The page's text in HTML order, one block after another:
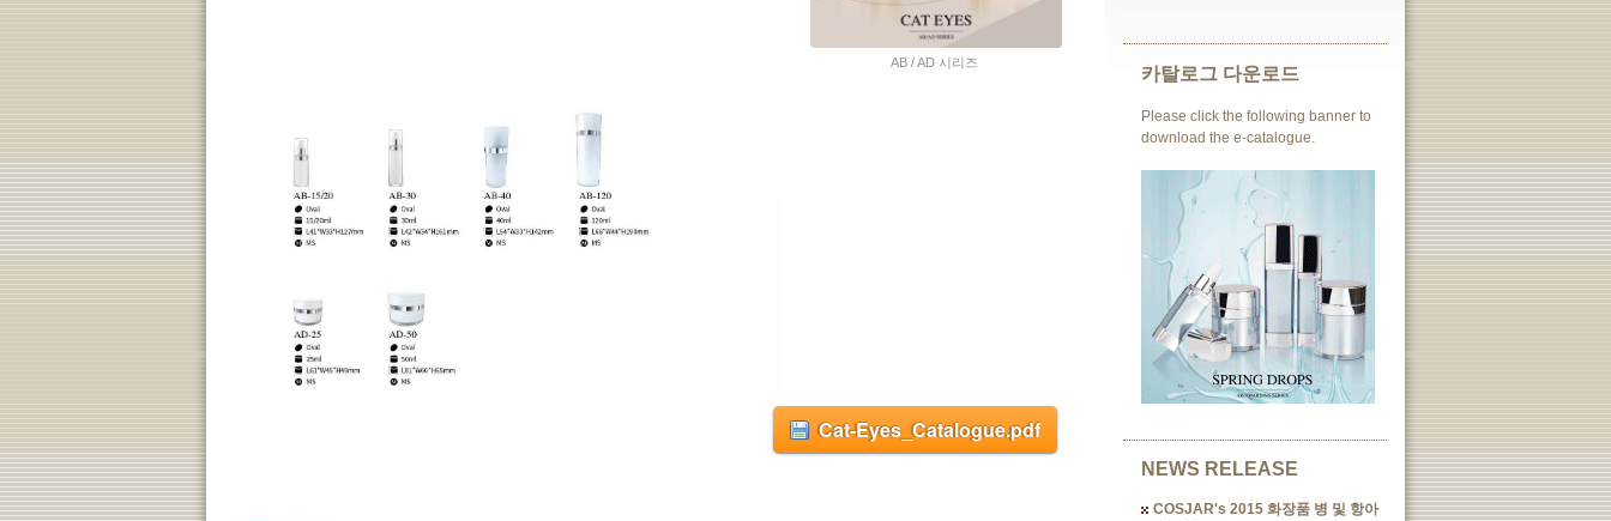
AB / AD 시리즈
Cat-Eyes_Catalogue.pdf
카탈로그 다운로드
Please click the following banner to
download the e-catalogue.
NEWS RELEASE
COSJAR's 2015 화장품 병 및 항아